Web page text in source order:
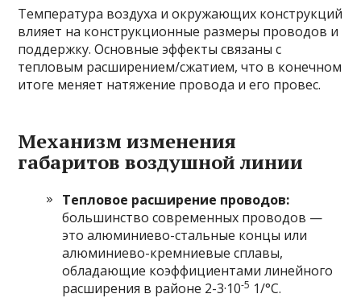
Температура воздуха и окружающих конструкций
влияет на конструкционные размеры проводов и
поддержку. Основные эффекты связаны с
тепловым расширением/сжатием, что в конечном
итоге меняет натяжение провода и его провес.
Механизм изменения
габаритов воздушной линии
Тепловое расширение проводов:
большинство современных проводов —
это алюминиево-стальные концы или
алюминиево-кремниевые сплавы,
обладающие коэффициентами линейного
расширения в районе 2-3·10-5 1/°C.